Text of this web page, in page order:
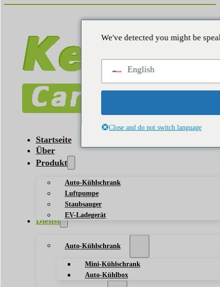
Startseite
Über
Produkt
Auto-Kühlschrank
Luftpumpe
Staubsauger
EV-Ladegerät
Dienst
Auto-Kühlschrank
Mini-Kühlschrank
Auto-Kühlbox
We've detected you might be
English
Close and do not switch language